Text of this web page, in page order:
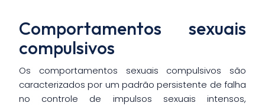
Comportamentos sexuais
compulsivos
Os comportamentos sexuais compulsivos são
caracterizados por um padrão persistente de falha
no controle de impulsos sexuais intensos,